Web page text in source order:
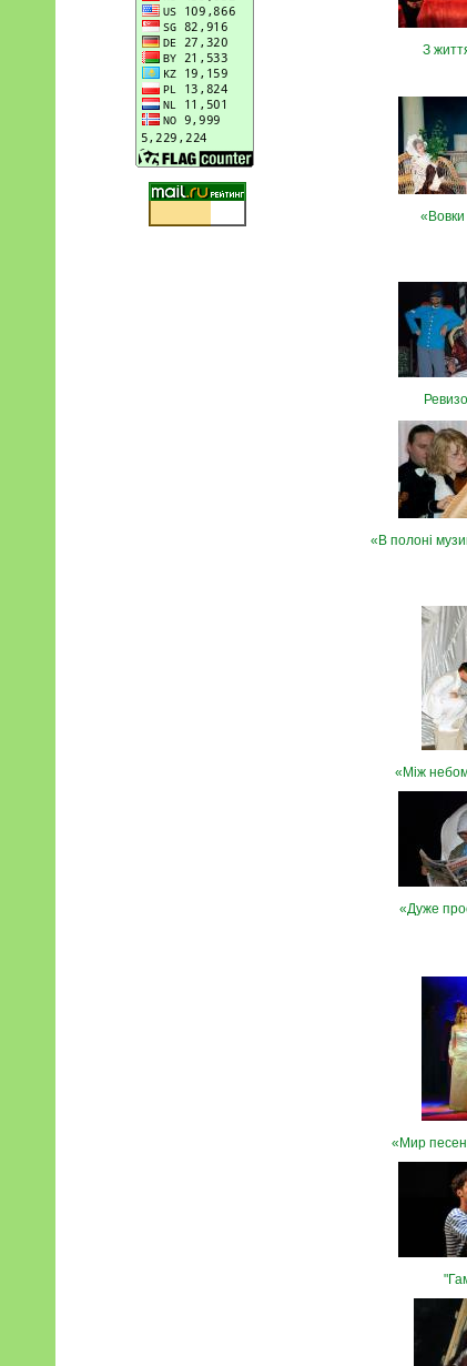
З
«Вовки
«В полоні
«Між
«Дуже
«Мир